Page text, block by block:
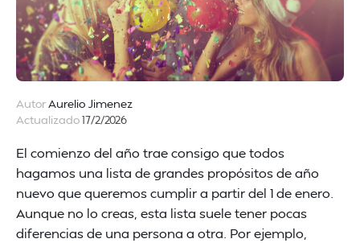
AutorAurelio Jimenez
Actualizado17/2/2026
El comienzo del año trae consigo que todos
hagamos una lista de grandes propósitos de año
nuevo que queremos cumplir a partir del 1 de enero.
Aunque no lo creas, esta lista suele tener pocas
diferencias de una persona a otra. Por ejemplo,